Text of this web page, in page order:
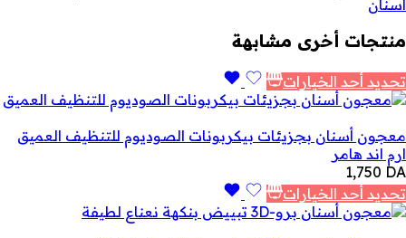
أسنان
منتجات أخرى مشابهة
تحديد أحد الخيارات
معجون أسنان بجزيئات بيكربونات الصوديوم للتنظيف العميق
ارم اند هامر
1,750 DA
تحديد أحد الخيارات